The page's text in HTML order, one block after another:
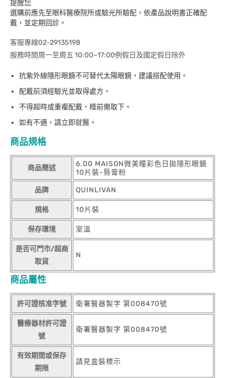
提醒您
選購前應先至眼科醫療院所或驗光所驗配，依產品說明書正確配
戴，並定期回診。
客服專線02-29135198
服務時間周一至周五 10:00~17:00例假日及國定假日除外
抗紫外線隱形眼鏡不可替代太陽眼鏡，建議搭配使用。
配戴前須經驗光並取得處方。
不得超時或重複配戴，睡前需取下。
如有不適，請立即就醫。
商品規格
商品簡述
6.00 MAISON微美瞳彩色日拋隱形眼鏡
10片裝-唇膏粉
品牌 QUINLIVAN
規格 10片裝
保存環境 室溫
是否可門市/超商
取貨
N
商品屬性
許可證核准字號 衛署醫器製字 第008470號
醫療器材許可證
號
衛署醫器製字 第008470號
有效期間或保存
期限
請見盒裝標示